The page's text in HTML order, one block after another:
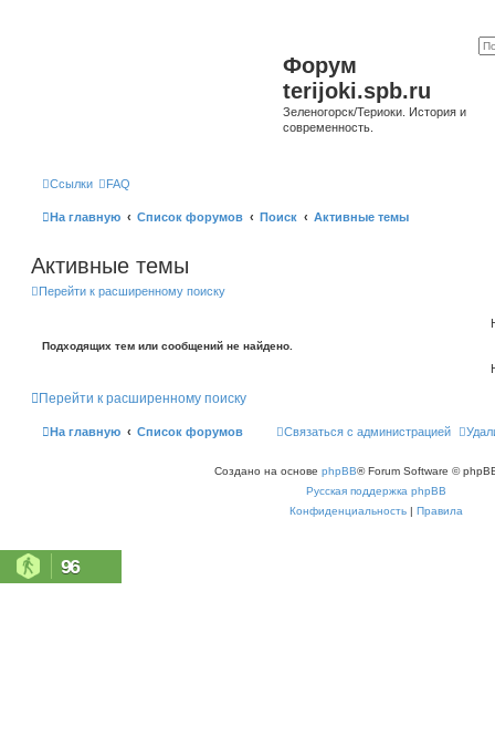
Форум
terijoki.spb.ru
Зеленогорск/Териоки. История и
современность.
Ссылки FAQ
На главную Список форумов Поиск Активные темы
Активные темы
Перейти к расширенному поиску
Подходящих тем или сообщений не найдено.
Перейти к расширенному поиску
На главную Список форумов Связаться с администрацией
Создано на основе phpBB® Forum Software ©
Русская поддержка phpBB
Конфиденциальность | Правила
96